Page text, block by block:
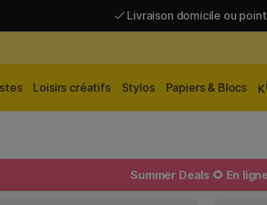
Livraison domicile ou
Loisirs créatifs Stylos Papiers & Blocs Ki
Summer Deals 🌻 En